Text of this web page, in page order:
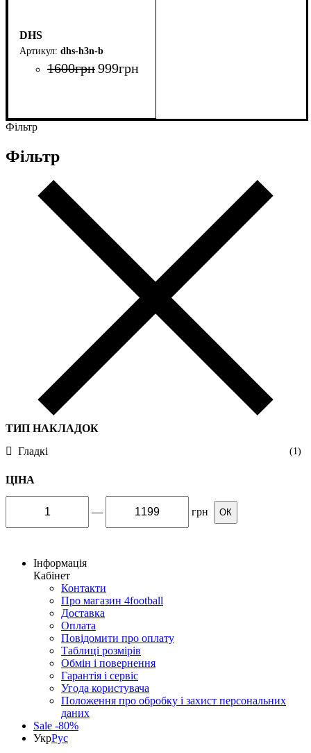
DHS
dhs-h3n-b
1600грн999грн
Фільтр
Фільтр
ТИП НАКЛАДОК
Гладкі
(1)
ЦІНА
— грн ОК
Інформація
Кабінет
Контакти
Про магазин 4football
Доставка
Оплата
Повідомити про оплату
Таблиці розмірів
Обмін і повернення
Гарантія і сервіс
Угода користувача
Положення про обробку і захист персональних
даних
Sale -80%
УкрРус